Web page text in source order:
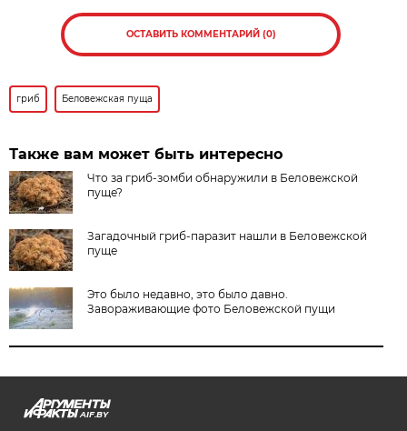
ОСТАВИТЬ КОММЕНТАРИЙ (0)
гриб Беловежская пуща
Также вам может быть интересно
Что за гриб-зомби обнаружили в Беловежской
пуще?
Загадочный гриб-паразит нашли в Беловежской
пуще
Это было недавно, это было давно.
Завораживающие фото Беловежской пущи
AIF.BY